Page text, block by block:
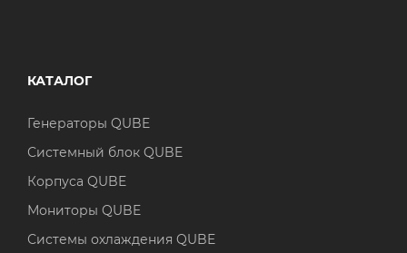
КАТАЛОГ
Генераторы QUBE
Системный блок QUBE
Корпуса QUBE
Мониторы QUBE
Системы охлаждения QUBE